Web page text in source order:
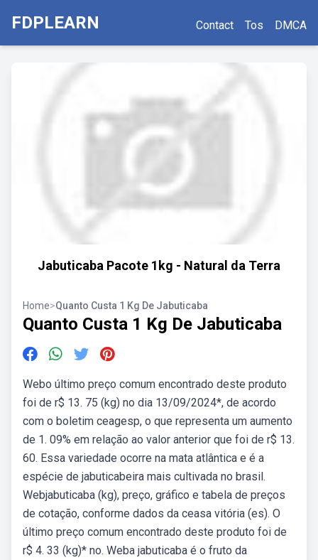
FDPLEARN Contact Tos DMCA
Jabuticaba Pacote 1kg - Natural da Terra
Home>Quanto Custa 1 Kg De Jabuticaba
Quanto Custa 1 Kg De Jabuticaba
Webo último preço comum encontrado deste produto
foi de r$ 13. 75 (kg) no dia 13/09/2024*, de acordo
com o boletim ceagesp, o que representa um aumento
de 1. 09% em relação ao valor anterior que foi de r$ 13.
60. Essa variedade ocorre na mata atlântica e é a
espécie de jabuticabeira mais cultivada no brasil.
Webjabuticaba (kg), preço, gráfico e tabela de preços
de cotação, conforme dados da ceasa vitória (es). O
último preço comum encontrado deste produto foi de
r$ 4. 33 (kg)* no. Weba jabuticaba é o fruto da